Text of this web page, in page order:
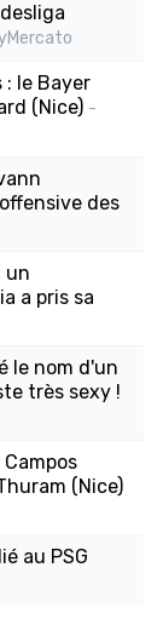
le Bayer
(Nice) -
des
un
a pris sa
le nom d'un
très sexy !
(Nice)
au PSG